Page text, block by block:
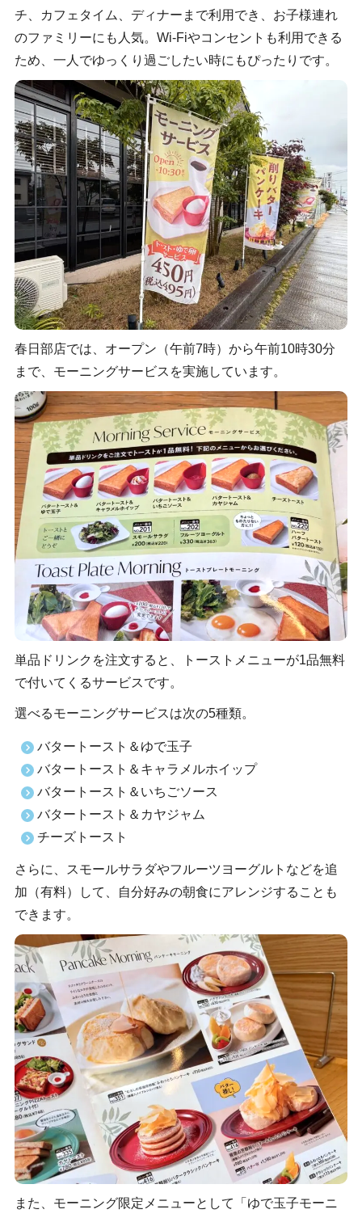
チ、カフェタイム、ディナーまで利用でき、お子様連れ
のファミリーにも人気。Wi-Fiやコンセントも利用できる
ため、一人でゆっくり過ごしたい時にもぴったりです。
春日部店では、オープン（午前7時）から午前10時30分
まで、モーニングサービスを実施しています。
単品ドリンクを注文すると、トーストメニューが1品無料
で付いてくるサービスです。
選べるモーニングサービスは次の5種類。
バタートースト＆ゆで玉子
バタートースト＆キャラメルホイップ
バタートースト＆いちごソース
バタートースト＆カヤジャム
チーズトースト
さらに、スモールサラダやフルーツヨーグルトなどを追
加（有料）して、自分好みの朝食にアレンジすることも
できます。
また、モーニング限定メニューとして「ゆで玉子モーニ